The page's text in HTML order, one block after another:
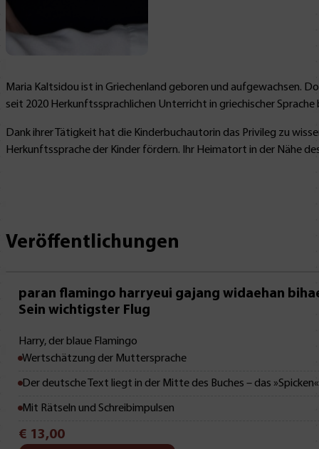
Maria Kaltsidou ist in Griechenland geboren und aufgewachsen.
seit 2020 Herkunftssprachlichen Unterricht in griechischer Sprache
Dank ihrer Tätigkeit hat die Kinderbuchautorin das Privileg zu
Herkunftssprache der Kinder fördern. Ihr Heimatort in der Nähe
Veröffentlichungen
Mit Leseprobe!
paran flamingo harryeui gajang widaehan
Sein wichtigster Flug
Harry, der blaue Flamingo
Wertschätzung der Muttersprache
Der deutsche Text liegt in der Mitte des Buches – das
Mit Rätseln und Schreibimpulsen
€ 13,00